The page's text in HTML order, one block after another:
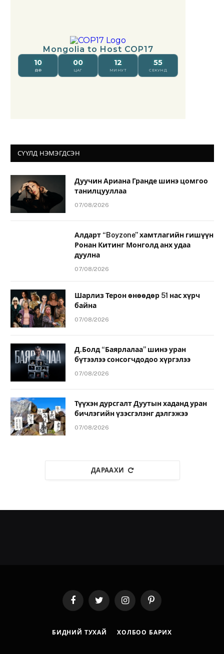
СҮҮЛД НЭМЭГДСЭН
Дуучин Ариана Гранде шинэ цомгоо
танилцууллаа
07/08/2026
Алдарт “Boyzone” хамтлагийн гишүүн
Ронан Китинг Монголд анх удаа
дуулна
07/08/2026
Шарлиз Терон өнөөдөр 51 нас хүрч
байна
07/08/2026
Д.Болд “Баярлалаа” шинэ уран
бүтээлээ сонсогчдодоо хүргэлээ
07/08/2026
Түүхэн дурсгалт Дуутын хаданд уран
бичлэгийн үзэсгэлэнг дэлгэжээ
07/08/2026
ДАРААХИ
FacebookTwitter InstagramPinterest
БИДНИЙ ТУХАЙ ХОЛБОО БАРИХ